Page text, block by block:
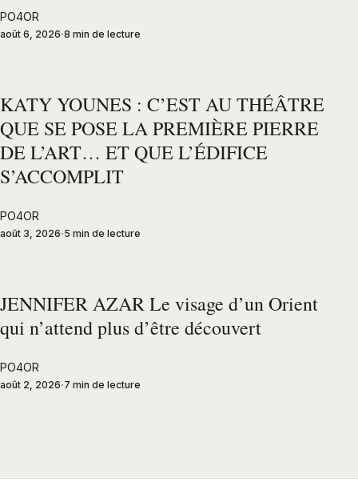
PO4OR
août 6, 2026 8 min de lecture
KATY YOUNES : C’EST AU THÉÂTRE
QUE SE POSE LA PREMIÈRE PIERRE
DE L’ART… ET QUE L’ÉDIFICE
S’ACCOMPLIT
PO4OR
août 3, 2026 5 min de lecture
JENNIFER AZAR Le visage d’un Orient
qui n’attend plus d’être découvert
PO4OR
août 2, 2026 7 min de lecture